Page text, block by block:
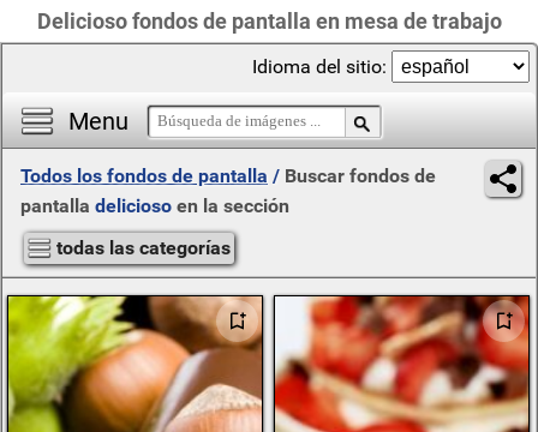
Delicioso fondos de pantalla en mesa de trabajo
Menu
Idioma del sitio:
Todos los fondos de pantalla / Buscar fondos de
pantalla delicioso en la sección
todas las categorías